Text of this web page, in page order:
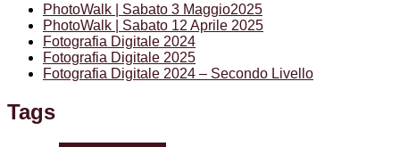
PhotoWalk | Sabato 3 Maggio2025
PhotoWalk | Sabato 12 Aprile 2025
Fotografia Digitale 2024
Fotografia Digitale 2025
Fotografia Digitale 2024 – Secondo Livello
Tags